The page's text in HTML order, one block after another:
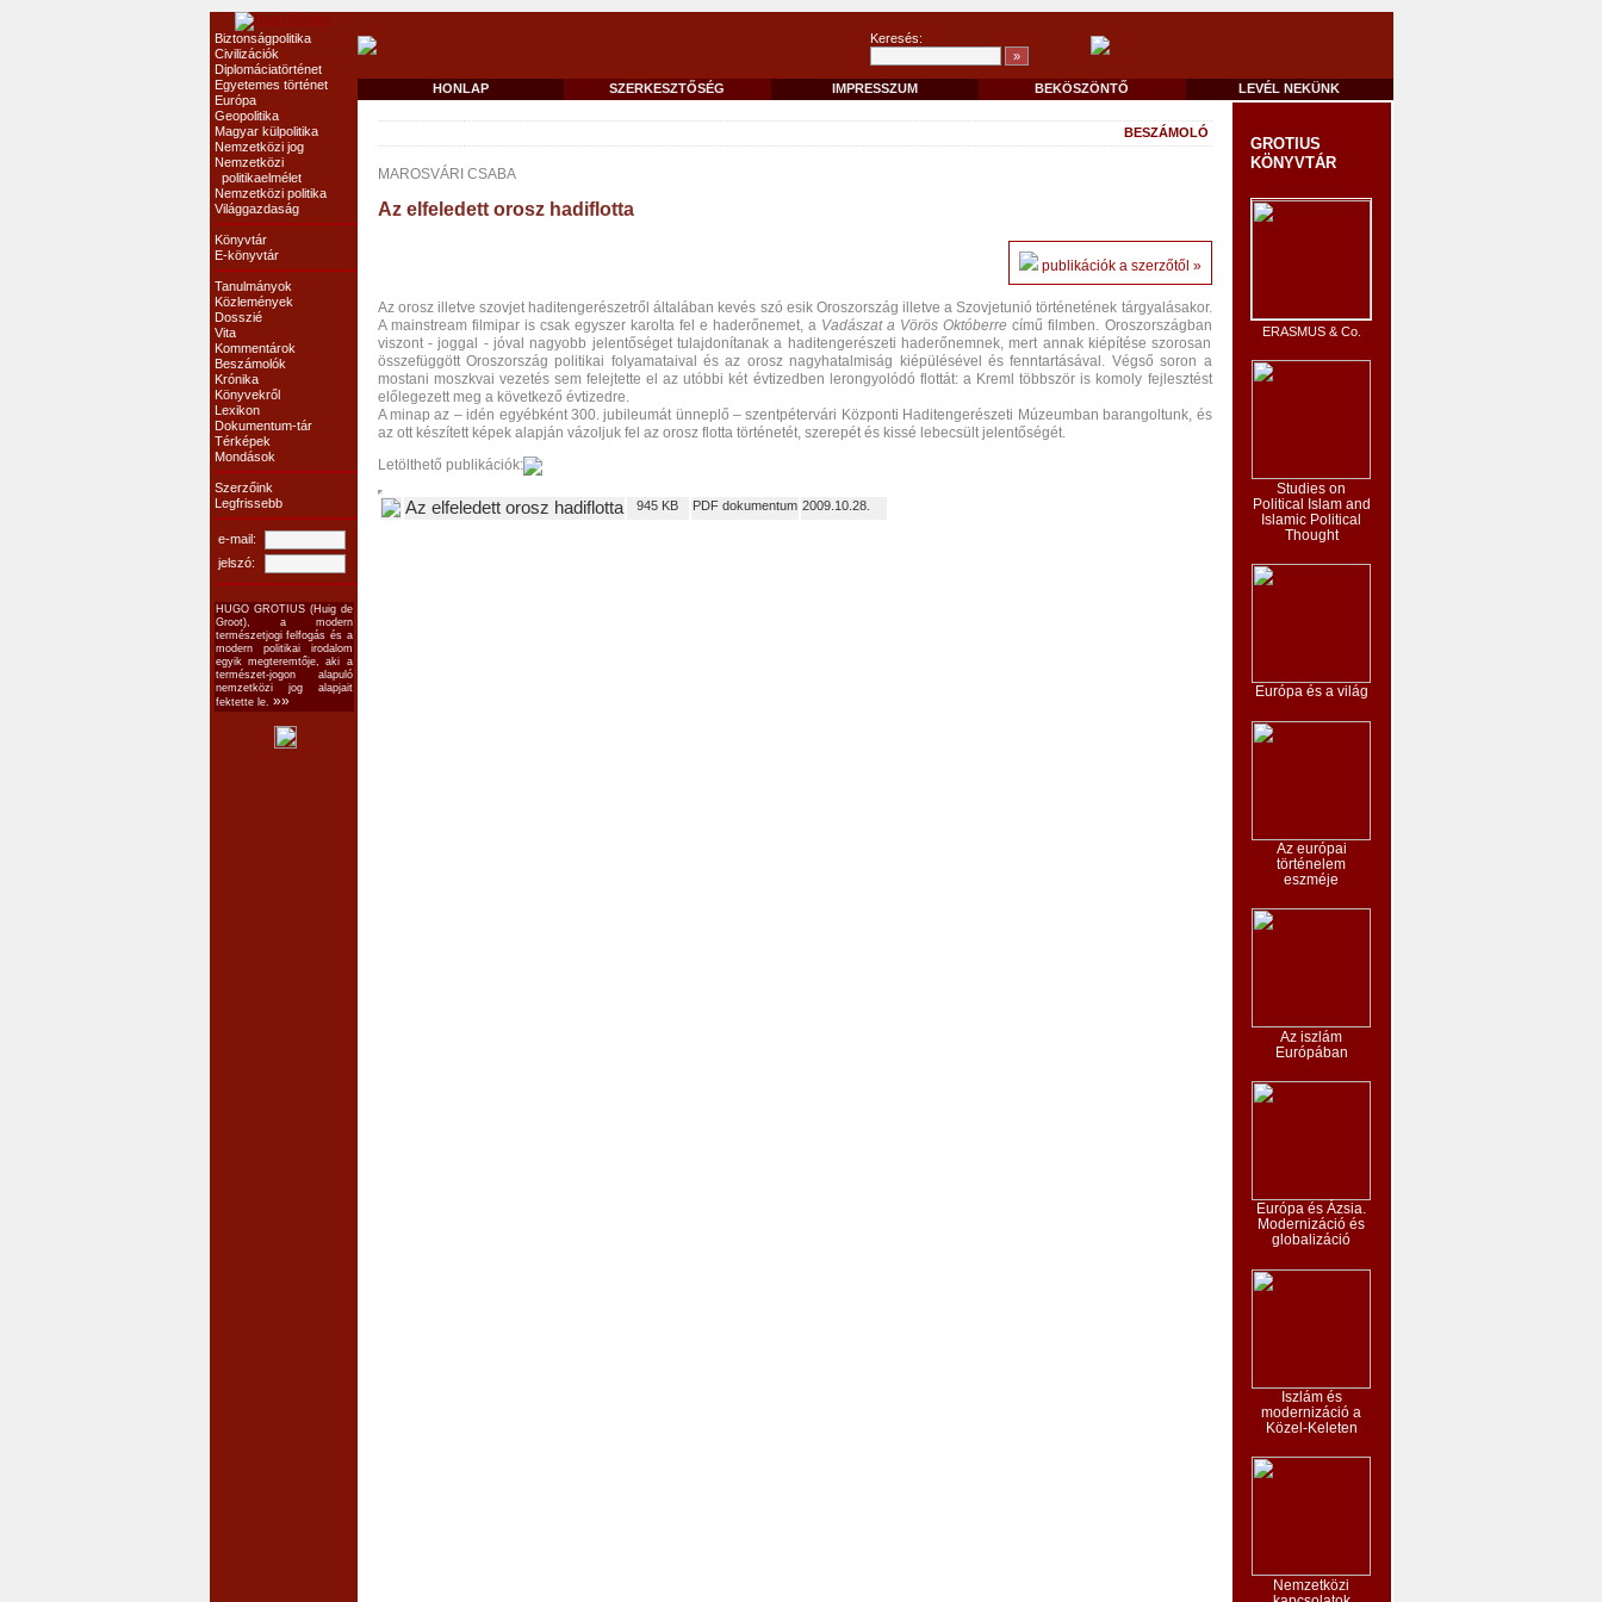
Biztonságpolitika
Civilizációk
Diplomáciatörténet
Egyetemes történet
Európa
Geopolitika
Magyar külpolitika
Nemzetközi jog
Nemzetközi
politikaelmélet
Nemzetközi politika
Világgazdaság
Könyvtár
E-könyvtár
Tanulmányok
Közlemények
Dosszié
Vita
Kommentárok
Beszámolók
Krónika
Könyvekről
Lexikon
Dokumentum-tár
Térképek
Mondások
Szerzőink
Legfrissebb
e-mail:
jelszó:
HUGO GROTIUS (Huig de
Groot), a modern
természetjogi felfogás és a
modern politikai irodalom
egyik megteremtője, aki a
természet-jogon alapuló
nemzetközi jog alapjait
fektette le. »»
Keresés:
HONLAP SZERKESZTŐSÉG IMPRESSZUM BEKÖSZÖNTŐ LEVÉL NEKÜNK
BESZÁMOLÓ
MAROSVÁRI CSABA
Az elfeledett orosz hadiflotta
publikációk a szerzőtől »
Az orosz illetve szovjet haditengerészetről általában kevés szó esik Oroszország illetve a Szovjetunió történetének tárgyalásakor.
A mainstream filmipar is csak egyszer karolta fel e haderőnemet, a Vadászat a Vörös Októberre című filmben. Oroszországban
viszont - joggal - jóval nagyobb jelentőséget tulajdonítanak a haditengerészeti haderőnemnek, mert annak kiépítése szorosan
összefüggött Oroszország politikai folyamataival és az orosz nagyhatalmiság kiépülésével és fenntartásával. Végső soron a
mostani moszkvai vezetés sem felejtette el az utóbbi két évtizedben lerongyolódó flottát: a Kreml többször is komoly fejlesztést
előlegezett meg a következő évtizedre.
A minap az – idén egyébként 300. jubileumát ünneplő – szentpétervári Központi Haditengerészeti Múzeumban barangoltunk, és
az ott készített képek alapján vázoljuk fel az orosz flotta történetét, szerepét és kissé lebecsült jelentőségét.
Letölthető publikációk:
Az elfeledett orosz hadiflotta 945 KB PDF dokumentum 2009.10.28.
GROTIUS
KÖNYVTÁR
ERASMUS & Co.
Studies on
Political Islam and
Islamic Political
Thought
Európa és a világ
Az európai
történelem
eszméje
Az iszlám
Európában
Európa és Ázsia.
Modernizáció és
globalizáció
Iszlám és
modernizáció a
Közel-Keleten
Nemzetközi